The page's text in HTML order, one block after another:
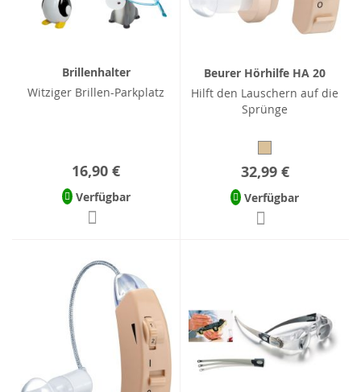
Brillenhalter
Witziger Brillen-Parkplatz
16,90 €
Verfügbar
Beurer Hörhilfe HA 20
Hilft den Lauschern auf die
Sprünge
32,99 €
Verfügbar